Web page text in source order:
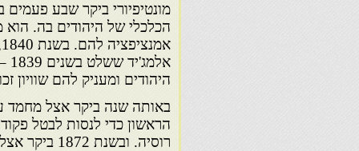
מונטיפיורי ביקר שבע
הכלכלי של היהודים בה. הוא
היהודים ומעניק להם שוויון
הראשון כדי לנסות לבטל
רוסיה. ובשנת 1872 ביקר אצל הצאר אלכסנדר השני.